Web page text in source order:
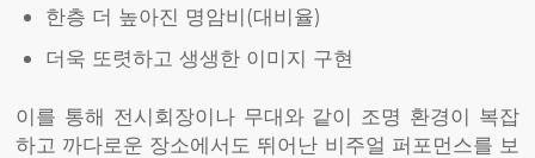
한층 더 높아진 명암비(대비율)
더욱 또렷하고 생생한 이미지 구현
이를 통해 전시회장이나 무대와 같이 조명 환경이 복잡
하고 까다로운 장소에서도 뛰어난 비주얼 퍼포먼스를 보